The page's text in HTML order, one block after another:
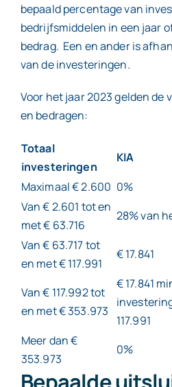
bepaald percentage van
bedrijfsmiddelen in een jaar
bedrag. Een en ander is
van de investeringen.
Voor het jaar 2023 gelden de
en bedragen:
Totaal
investeringen
KIA
Maximaal € 2.600 0%
Van € 2.601 tot en
met € 63.716
28% van
Van € 63.717 tot
en met € 117.991
€ 17.841
Van € 117.992 tot
en met € 353.973
€ 17.841
117.991
Meer dan €
353.973
0%